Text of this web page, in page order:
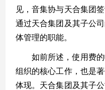
见，音集协与天合集团
通过天合集团及其子公
体管理的职能。
如前所述，使用费
组织的核心工作，也是
体现。天合集团及其子